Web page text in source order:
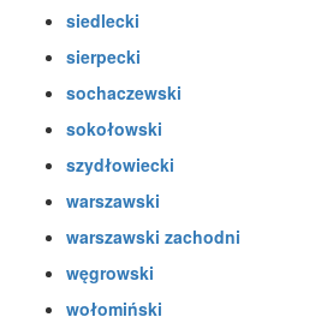
siedlecki
sierpecki
sochaczewski
sokołowski
szydłowiecki
warszawski
warszawski zachodni
węgrowski
wołomiński